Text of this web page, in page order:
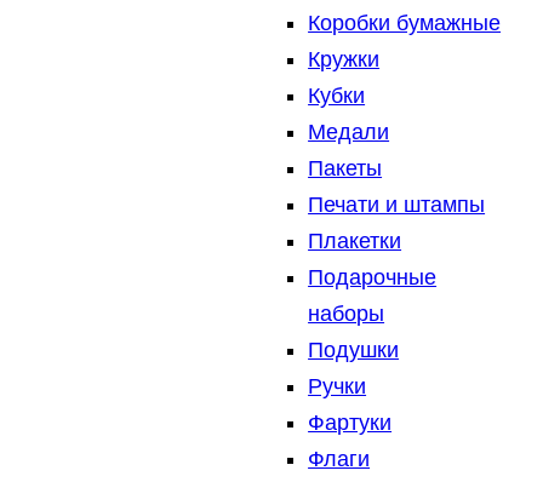
Коробки бумажные
Кружки
Кубки
Медали
Пакеты
Печати и штампы
Плакетки
Подарочные
наборы
Подушки
Ручки
Фартуки
Флаги